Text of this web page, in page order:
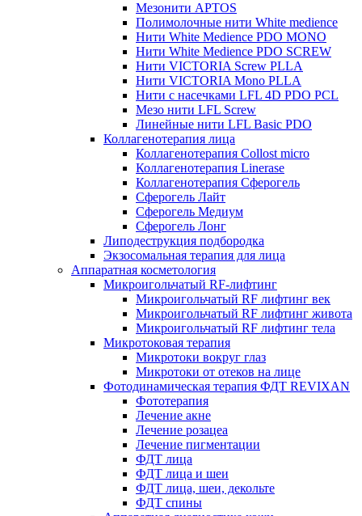
Мезонити APTOS
Полимолочные нити White medience
Нити White Medience PDO MONO
Нити White Medience PDO SCREW
Нити VICTORIA Screw PLLA
Нити VICTORIA Mono PLLA
Нити с насечками LFL 4D PDO PCL
Мезо нити LFL Screw
Линейные нити LFL Basic PDO
Коллагенотерапия лица
Коллагенотерапия Collost micro
Коллагенотерапия Linerase
Коллагенотерапия Сферогель
Сферогель Лайт
Сферогель Медиум
Сферогель Лонг
Липодеструкция подбородка
Экзосомальная терапия для лица
Аппаратная косметология
Микроигольчатый RF-лифтинг
Микроигольчатый RF лифтинг век
Микроигольчатый RF лифтинг живота
Микроигольчатый RF лифтинг тела
Микротоковая терапия
Микротоки вокруг глаз
Микротоки от отеков на лице
Фотодинамическая терапия ФДТ REVIXAN
Фототерапия
Лечение акне
Лечение розацеа
Лечение пигментации
ФДТ лица
ФДТ лица и шеи
ФДТ лица, шеи, декольте
ФДТ спины